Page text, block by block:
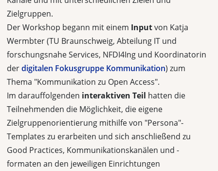
Zielgruppen.
Der Workshop begann mit einem Inputvon Katja
Wermbter (TU Braunschweig, Abteilung IT und
forschungsnahe Services, NFDI4Ing und Koordinatorin
derdigitalen Fokusgruppe Kommunikation) zum
Thema "Kommunikation zu Open Access".
Im darauffolgenden interaktiven Teil hatten die
Teilnehmenden die Möglichkeit, die eigene
Zielgruppenorientierung mithilfe von "Persona"-
Templates zu erarbeiten und sich anschließend zu
Good Practices, Kommunikationskanälen und -
formaten an den jeweiligen Einrichtungen